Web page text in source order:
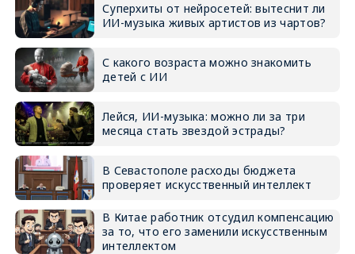
Суперхиты от нейросетей: вытеснит ли
ИИ-музыка живых артистов из чартов?
С какого возраста можно знакомить
детей с ИИ
Лейся, ИИ-музыка: можно ли за три
месяца стать звездой эстрады?
В Севастополе расходы бюджета
проверяет искусственный интеллект
В Китае работник отсудил компенсацию
за то, что его заменили искусственным
интеллектом